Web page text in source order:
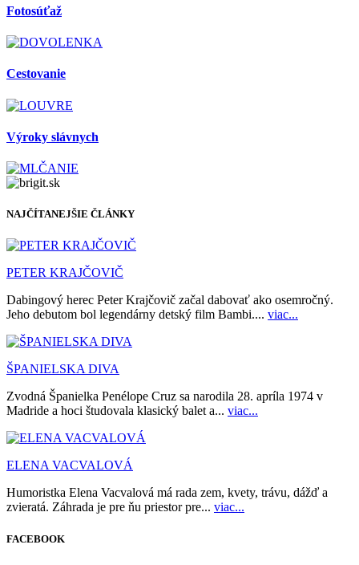
Fotosúťaž
Cestovanie
Výroky slávnych
NAJČÍTANEJŠIE ČLÁNKY
PETER KRAJČOVIČ
Dabingový herec Peter Krajčovič začal dabovať ako osemročný.
Jeho debutom bol legendárny detský film Bambi.... viac...
ŠPANIELSKA DIVA
Zvodná Španielka Penélope Cruz sa narodila 28. apríla 1974 v
Madride a hoci študovala klasický balet a... viac...
ELENA VACVALOVÁ
Humoristka Elena Vacvalová má rada zem, kvety, trávu, dážď a
zvieratá. Záhrada je pre ňu priestor pre... viac...
FACEBOOK